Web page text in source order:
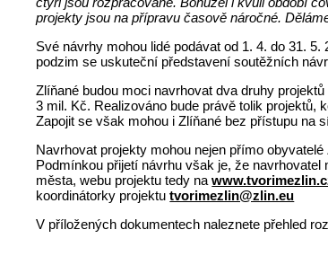
projekty jsou na přípravu časově náročné.
Své návrhy mohou lidé podávat od 1. 4. do 31.
podzim se uskuteční představení soutěžních
Zlíňané budou moci navrhovat dva druhy
3 mil. Kč. Realizováno bude právě tolik projektů,
Zapojit se však mohou i Zlíňané bez přístupu na
Navrhovat projekty mohou nejen přímo
Podmínkou přijetí návrhu však je, že
města, webu projektu tedy na
koordinátorky projektutvorimezlin@zlin.eu
V příložených dokumentech naleznete přehled